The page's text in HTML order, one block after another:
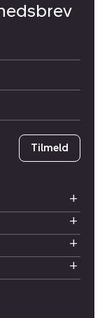
Tilmeld